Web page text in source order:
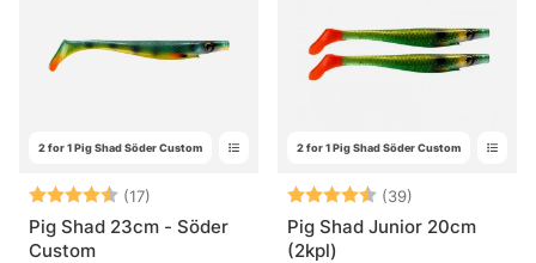
2 for 1 Pig Shad Söder Custom
Arvio: (17)
4.9 5:sta tähdestä
Pig Shad 23cm - Söder
Custom
2 for 1 Pig Shad Söder Custom
Arvio: (39)
Pig Shad Junior 20cm
(2kpl)